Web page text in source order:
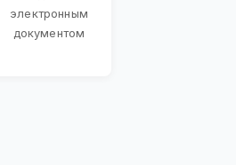
электронным
документом